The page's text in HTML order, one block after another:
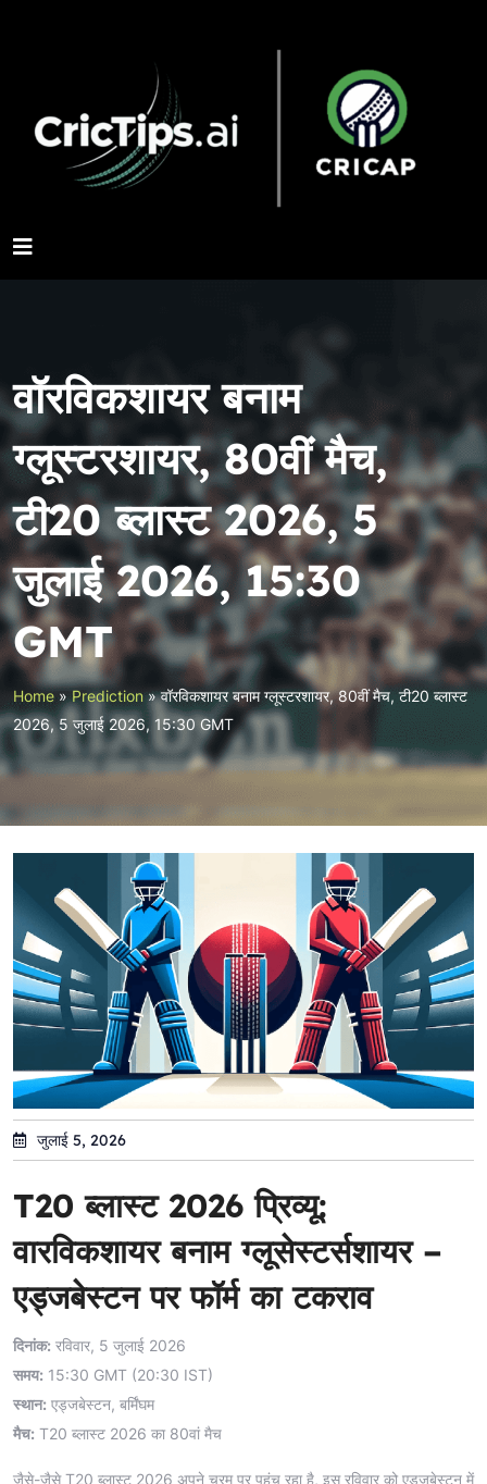
वॉरविकशायर बनाम
ग्लूस्टरशायर, 80वीं मैच,
टी20 ब्लास्ट 2026, 5
जुलाई 2026, 15:30
GMT
Home » Prediction»वॉरविकशायर बनाम ग्लूस्टरशायर, 80वीं मैच, टी20 ब्लास्ट
2026, 5 जुलाई 2026, 15:30 GMT
जुलाई 5, 2026
T20 ब्लास्ट 2026 प्रिव्यू:
वारविकशायर बनाम ग्लूसेस्टर्सशायर –
एड्जबेस्टन पर फॉर्म का टकराव
दिनांक: रविवार, 5 जुलाई 2026
समय: 15:30 GMT (20:30 IST)
स्थान: एड्जबेस्टन, बर्मिंघम
मैच: T20 ब्लास्ट 2026 का 80वां मैच
जैसे-जैसे T20 ब्लास्ट 2026 अपने चरम पर पहुंच रहा है, इस रविवार को एड्जबेस्टन में